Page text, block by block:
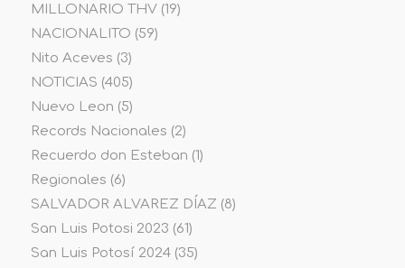
MILLONARIO THV(19)
NACIONALITO (59)
Nito Aceves (3)
NOTICIAS (405)
Nuevo Leon (5)
Records Nacionales (2)
Recuerdo don Esteban (1)
Regionales (6)
SALVADOR ALVAREZ DÍAZ (8)
San Luis Potosi 2023 (61)
San Luis Potosí 2024(35)